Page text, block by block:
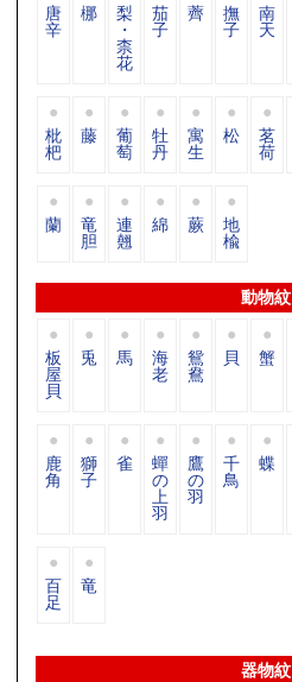
唐
辛
梛 梨
・
柰
花
茄
子
薺 撫
子
南
天
枇
杷
藤 葡
萄
牡
丹
寓
生
松 茗
荷
蘭 竜
胆
連
翹
綿 蕨 地
楡
動物紋
板
屋
貝
兎 馬 海
老
鴛
鴦
貝 蟹
鹿
角
獅
子
雀 蟬
の
上
羽
鷹
の
羽
千
鳥
蝶
百
足
竜
器物紋